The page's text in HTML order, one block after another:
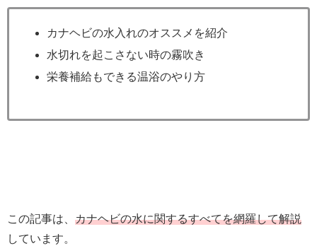
カナヘビの水入れのオススメを紹介
水切れを起こさない時の霧吹き
栄養補給もできる温浴のやり方
この記事は、 カナヘビの水に関するすべてを網羅して解説
しています。